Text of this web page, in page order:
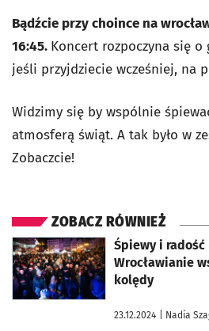
Bądźcie przy choince na
16:45. Koncert rozpoczyna się o
jeśli przyjdziecie wcześniej, na
Widzimy się by wspólnie
atmosferą świąt. A tak było w
Zobaczcie!
ZOBACZ RÓWNIEŻ
Śpiewy i radość
Wrocławianie
kolędy
23.12.2024 | Nadia
otworzy się w nowej karcie